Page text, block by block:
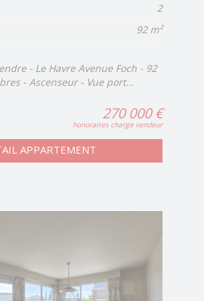
2
92 m²
- Le Havre Avenue Foch - 92
- Ascenseur - Vue port...
270 000 €
honoraires charge vendeur
APPARTEMENT